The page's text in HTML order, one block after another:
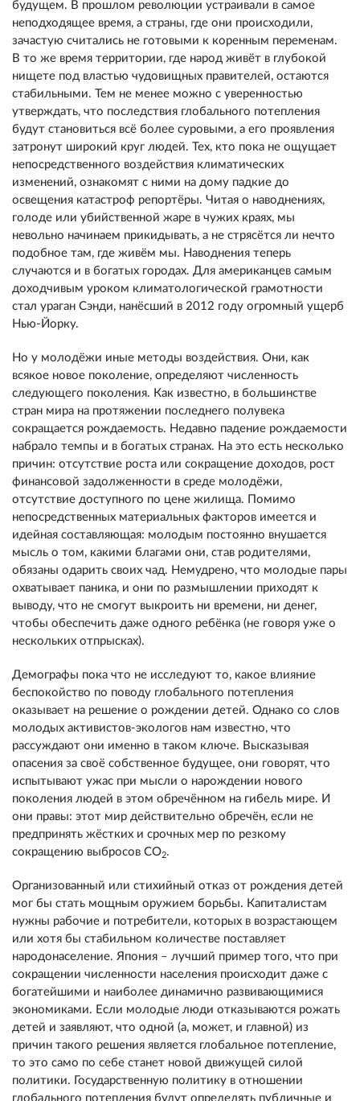
будущем. В прошлом революции устраивали в самое
неподходящее время, а страны, где они происходили,
зачастую считались не готовыми к коренным переменам.
В то же время территории, где народ живёт в глубокой
нищете под властью чудовищных правителей, остаются
стабильными. Тем не менее можно с уверенностью
утверждать, что последствия глобального потепления
будут становиться всё более суровыми, а его проявления
затронут широкий круг людей. Тех, кто пока не ощущает
непосредственного воздействия климатических
изменений, ознакомят с ними на дому падкие до
освещения катастроф репортёры. Читая о наводнениях,
голоде или убийственной жаре в чужих краях, мы
невольно начинаем прикидывать, а не стрясётся ли нечто
подобное там, где живём мы. Наводнения теперь
случаются и в богатых городах. Для американцев самым
доходчивым уроком климатологической грамотности
стал ураган Сэнди, нанёсший в 2012 году огромный ущерб
Нью-Йорку.
Но у молодёжи иные методы воздействия. Они, как
всякое новое поколение, определяют численность
следующего поколения. Как известно, в большинстве
стран мира на протяжении последнего полувека
сокращается рождаемость. Недавно падение рождаемости
набрало темпы и в богатых странах. На это есть несколько
причин: отсутствие роста или сокращение доходов, рост
финансовой задолженности в среде молодёжи,
отсутствие доступного по цене жилища. Помимо
непосредственных материальных факторов имеется и
идейная составляющая: молодым постоянно внушается
мысль о том, какими благами они, став родителями,
обязаны одарить своих чад. Немудрено, что молодые пары
охватывает паника, и они по размышлении приходят к
выводу, что не смогут выкроить ни времени, ни денег,
чтобы обеспечить даже одного ребёнка (не говоря уже о
нескольких отпрысках).
Демографы пока что не исследуют то, какое влияние
беспокойство по поводу глобального потепления
оказывает на решение о рождении детей. Однако со слов
молодых активистов-экологов нам известно, что
рассуждают они именно в таком ключе. Высказывая
опасения за своё собственное будущее, они говорят, что
испытывают ужас при мысли о нарождении нового
поколения людей в этом обречённом на гибель мире. И
они правы: этот мир действительно обречён, если не
предпринять жёстких и срочных мер по резкому
сокращению выбросов СО2.
Организованный или стихийный отказ от рождения детей
мог бы стать мощным оружием борьбы. Капиталистам
нужны рабочие и потребители, которых в возрастающем
или хотя бы стабильном количестве поставляет
народонаселение. Япония – лучший пример того, что при
сокращении численности населения происходит даже с
богатейшими и наиболее динамично развивающимися
экономиками. Если молодые люди отказываются рожать
детей и заявляют, что одной (а, может, и главной) из
причин такого решения является глобальное потепление,
то это само по себе станет новой движущей силой
политики. Государственную политику в отношении
глобального потепления будут определять публичные и